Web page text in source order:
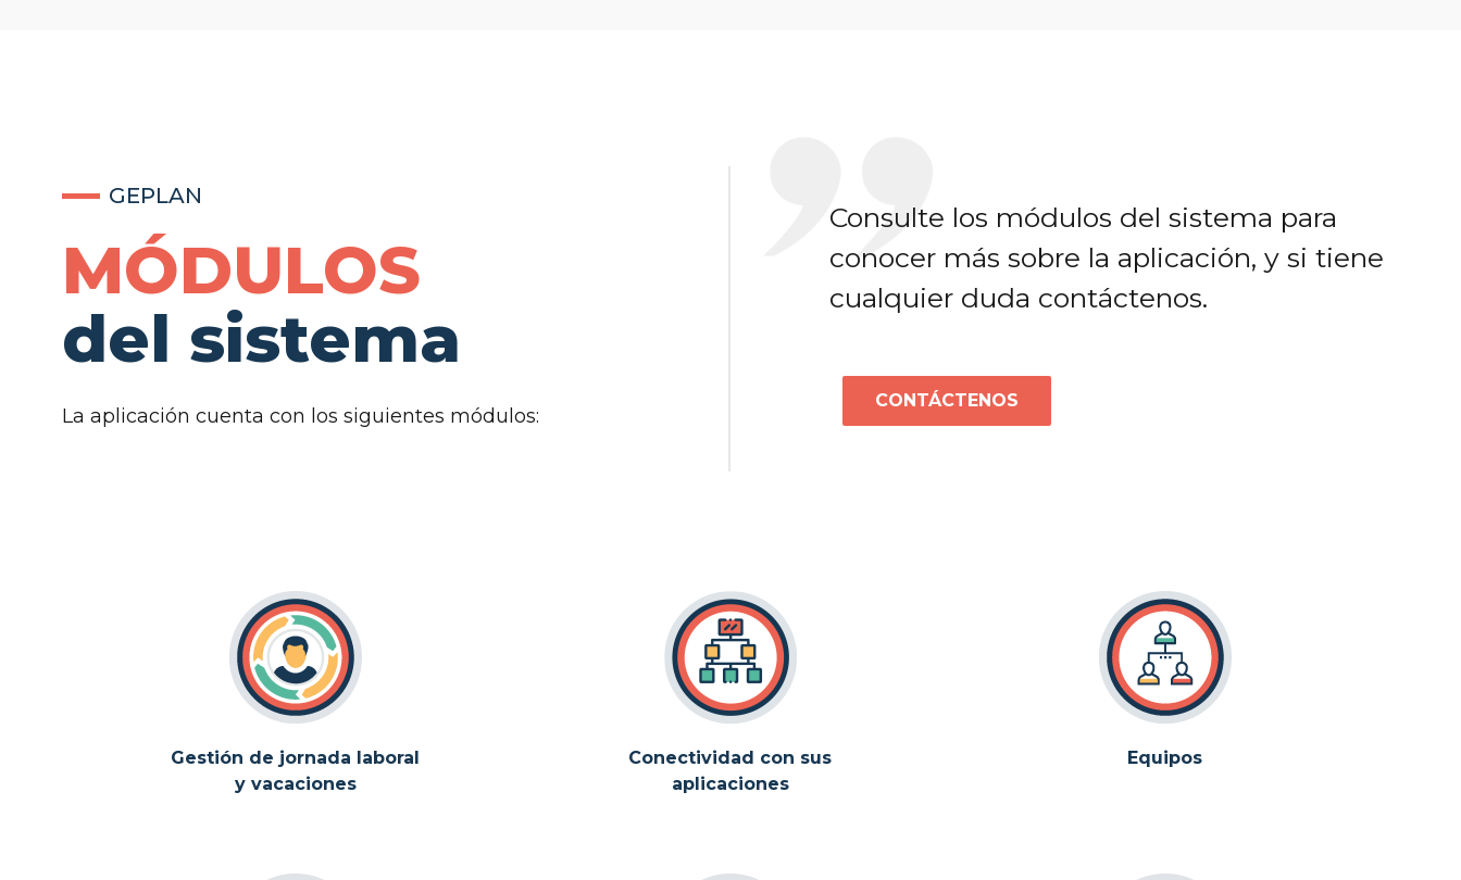
GEPLAN
MÓDULOS
del sistema
La aplicación cuenta con los siguientes módulos:
Consulte los módulos del sistema para
conocer más sobre la aplicación, y si tiene
cualquier duda contáctenos.
CONTÁCTENOS
Gestión de jornada laboral
y vacaciones
Conectividad con sus
aplicaciones
Equipos